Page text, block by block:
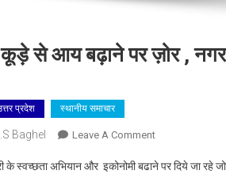
कूड़े से आय बढ़ाने पर ज़ोर ,
प्रदेश स्थानीय समाचार
Baghel Leave A CommentOn
निगम
के स्वच्छता अभियान और इकोनोमी बढाने पर दिये जा